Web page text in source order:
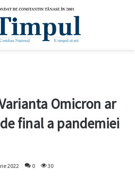
Omicron ar
final a pandemiei
2022 0 30